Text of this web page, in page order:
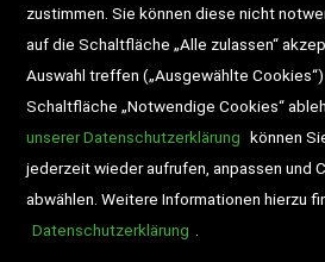
Veranstaltungen
zustimmen. Sie können diese nicht
auf die Schaltfläche „Alle zulassen“
Auswahl treffen („Ausgewählte
Schaltfläche „Notwendige Cookies“
unserer Datenschutzerklärung können
jederzeit wieder aufrufen, anpassen und
abwählen. Weitere Informationen hierzu
Datenschutzerklärung